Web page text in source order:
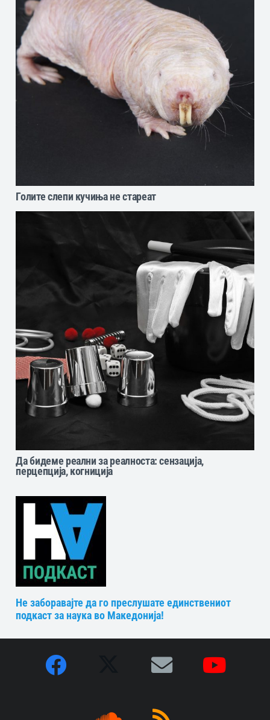
Голите слепи кучиња не стареат
Да бидеме реални за реалноста: сензација,
перцепција, когниција
Не заборавајте да го преслушате единствениот
подкаст за наука во Македонија!